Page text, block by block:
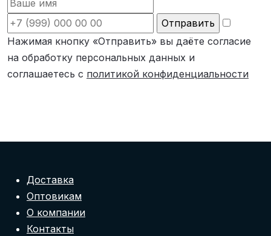
Нажимая кнопку «Отправить» вы даёте согласие
на обработку персональных данных и
соглашаетесь с политикой конфиденциальности
Доставка
Оптовикам
О компании
Контакты